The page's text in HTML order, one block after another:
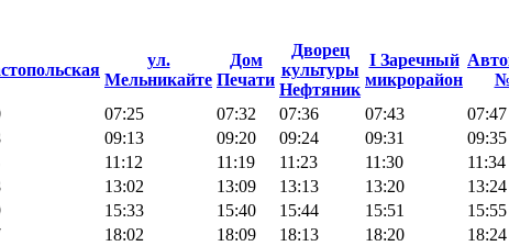
ул.
Мельникайте
Дом
Печати
Дворец
культуры
Нефтяник
I Заречный
микрорайон
07:25 07:32 07:36 07:43 07:47
09:13 09:20 09:24 09:31 09:35
11:12 11:19 11:23 11:30 11:34
13:02 13:09 13:13 13:20 13:24
15:33 15:40 15:44 15:51 15:55
18:02 18:09 18:13 18:20 18:24